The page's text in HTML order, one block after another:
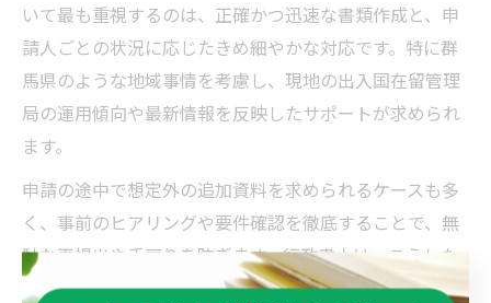
いて最も重視するのは、正確かつ迅速な書類作成と、申
請人ごとの状況に応じたきめ細やかな対応です。特に群
馬県のような地域事情を考慮し、現地の出入国在留管理
局の運用傾向や最新情報を反映したサポートが求められ
ます。
申請の途中で想定外の追加資料を求められるケースも多
く、事前のヒアリングや要件確認を徹底することで、無
駄な再提出や手戻りを防ぎます。行政書士は、こうした
リスクを最小限に抑えるため、最新の法令や審査基準へ